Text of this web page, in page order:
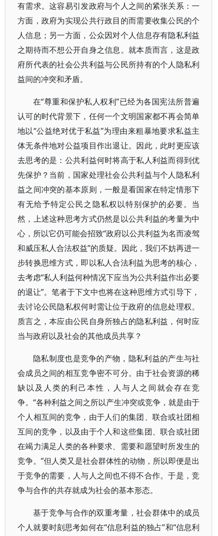
有需求。这容易引发政府与个人之间的紧张关系：一
方面，政府为实现公共行政目的而需要收集公民的个
人信息；另一方面，公众因对个人信息存有隐私利益
之期待而不想公开自身之信息。就本质而言，这是政
府所代表的社会公共利益与公民所持有的个人隐私利
益间的冲突和矛盾。
在“尊重和保护私人权利”已经为各国宪法所普遍
认可的时代背景下，任何一个文明国家都不再会简单
地以“公益绝对优于私益”为理由来粗暴地要求私益主
体无条件地对公益项目作出退让。因此，此时更应该
去思考的是：公共利益何时将高于私人利益而得到优
先保护？当前，国家处理社会公共利益与个人隐私利
益之间冲突的基本原则，一般是看国家在特定情形下
有无给予特定公民之隐私权以特别保护的必要。当
然，上述这种思考方式仍然是以公共利益的考量为中
心，所以它仍可能会招致“政府以公共利益为名而凌驾
和威压私人合法权益”的质疑。因此，我们不妨再进一
步转换思维方式，即以私人合法利益为思考的核心，
去考虑“私人利益何种情况下应当为公共利益作出必要
的退让”。笔者于下文中也将在这种思维方式引导下，
去讨论公民隐私权何时需让位于政府的信息处理权。
质言之，本应由公民自身所独占的隐私利益，何时应
当与政府以及社会的其他成员共享？
隐私制度也是竞争的产物，隐私利益的产生与社
会成员之间的相互竞争密不可分。由于社会资源的稀
缺以及人类的利己本性，人与人之间就会存在竞
争。“各种利益之间之所以产生冲突或竞争，就是由于
个人相互间的竞争，由于人们的集团、联合或社团相
互间的竞争，以及由于个人和这些集团、联合或社团
在竭力满足人类的各种要求、需要和愿望时所发生的
竞争。”但人类又是社会群体性的动物，所以即便是出
于竞争的需要，人与人之间也不得不合作。于是，竞
争与合作的共存就成为社会的基本形态。
基于竞争与合作的双重考量，社会群体中的成员
个人就要时刻思考如何在“信息利益的独占”和“信息利